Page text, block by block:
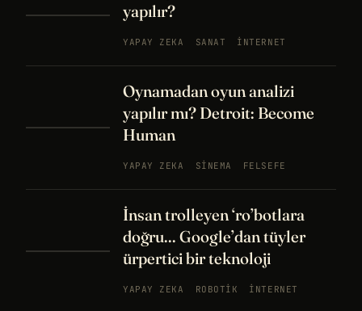
yapılır?
YAPAY ZEKA SANAT İNTERNET
Oynamadan oyun analizi
yapılır mı? Detroit: Become
Human
YAPAY ZEKA SINEMA FELSEFE
İnsan trolleyen ‘ro’botlara
doğru... Google’dan tüyler
ürpertici bir teknoloji
YAPAY ZEKA ROBOTIK İNTERNET